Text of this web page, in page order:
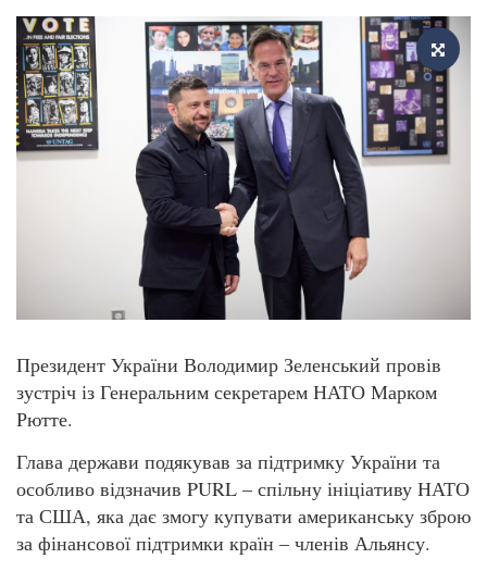
Президент України Володимир Зеленський провів
зустріч із Генеральним секретарем НАТО Марком
Рютте.
Глава держави подякував за підтримку України та
особливо відзначив PURL – спільну ініціативу НАТО
та США, яка дає змогу купувати американську зброю
за фінансової підтримки країн – членів Альянсу.